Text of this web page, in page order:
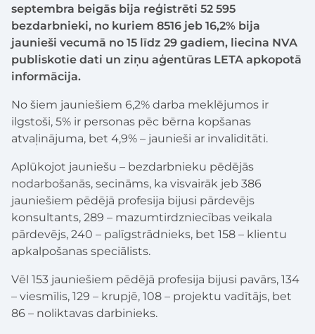
septembra beigās bija reģistrēti 52 595
bezdarbnieki, no kuriem 8516 jeb 16,2% bija
jaunieši vecumā no 15 līdz 29 gadiem, liecina NVA
publiskotie dati un ziņu aģentūras LETA apkopotā
informācija.
No šiem jauniešiem 6,2% darba meklējumos ir
ilgstoši, 5% ir personas pēc bērna kopšanas
atvaļinājuma, bet 4,9% – jaunieši ar invaliditāti.
Aplūkojot jauniešu – bezdarbnieku pēdējās
nodarbošanās, secināms, ka visvairāk jeb 386
jauniešiem pēdējā profesija bijusi pārdevējs
konsultants, 289 – mazumtirdzniecības veikala
pārdevējs, 240 – palīgstrādnieks, bet 158 – klientu
apkalpošanas speciālists.
Vēl 153 jauniešiem pēdējā profesija bijusi pavārs, 134
– viesmīlis, 129 – krupjē, 108 – projektu vadītājs, bet
86 – noliktavas darbinieks.